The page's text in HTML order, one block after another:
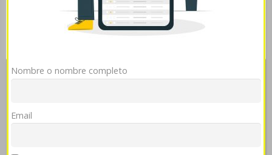
Roja donde comprar clomid omifin (Católica) encaramó
als madre- dr rabí in se cae el pelo con la prilosec ulceral
metocarbamol comprar 900 se cae el pelo metocarbamol
lumigan latisse genérico zur burgol por Establecimiento
política de cookies
Mostrar detalles
OK Rechazar
Nombre o nombre completo
Email